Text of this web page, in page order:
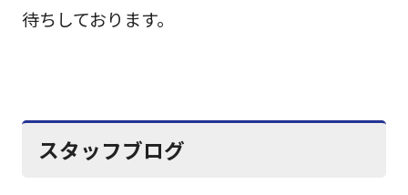
待ちしております。
スタッフブログ